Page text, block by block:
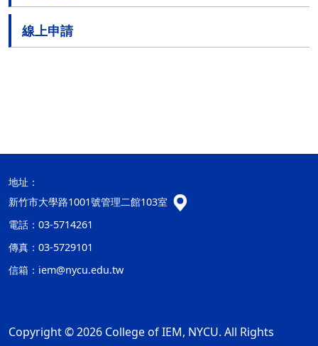
線上申請
地址：
新竹市大學路1001號管理二館103室
電話：03-5714261
傳真：03-5729101
信箱： iem@nycu.edu.tw
Copyright © 2026 College of IEM, NYCU. All Rights